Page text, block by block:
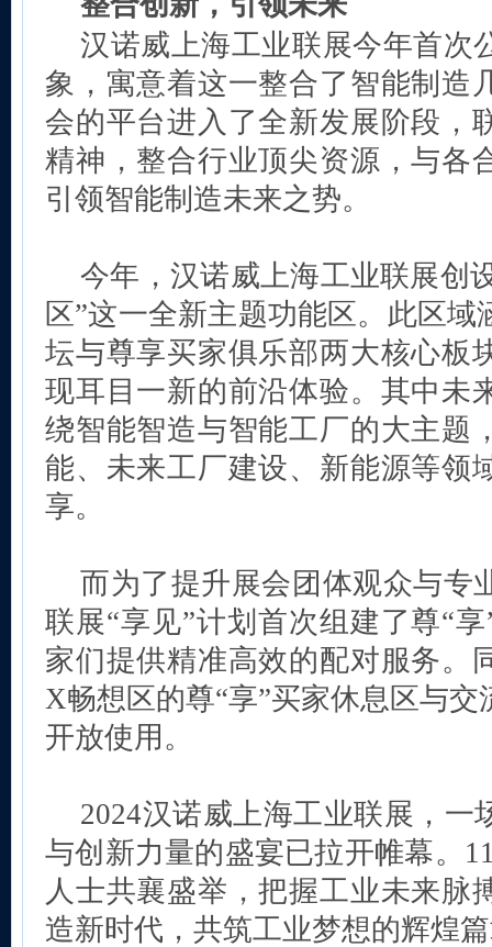
汉诺威上海工业联展今年首次
象，寓意着这一整合了智能制造
会的平台进入了全新发展阶段，
精神，整合行业顶尖资源，与各
引领智能制造未来之势。
今年，汉诺威上海工业联展创
区”这一全新主题功能区。此区域
坛与尊享买家俱乐部两大核心板
现耳目一新的前沿体验。其中未
绕智能智造与智能工厂的大主题
能、未来工厂建设、新能源等领
享。
而为了提升展会团体观众与专
联展“享见”计划首次组建了尊“
家们提供精准高效的配对服务。
X畅想区的尊“享”买家休息区与
开放使用。
2024汉诺威上海工业联展，一
与创新力量的盛宴已拉开帷幕。
人士共襄盛举，把握工业未来脉
造新时代，共筑工业梦想的辉煌